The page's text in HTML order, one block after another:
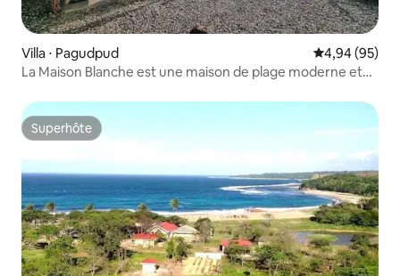
Villa ⋅ Pagudpud Évaluation
4,94 (95)
La Maison Blanche est une maison de plage moderne et
Superhôte
Superhôte